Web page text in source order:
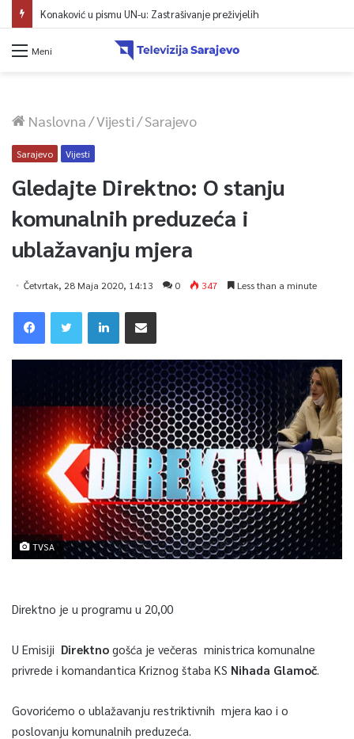
Konaković u pismu UN-u: Zastrašivanje preživjelih
Meni
Naslovna/Vijesti/Sarajevo
Sarajevo Vijesti
Gledajte Direktno: O stanju
komunalnih preduzeća i
ublažavanju mjera
Četvrtak, 28 Maja 2020, 14:13 0 347 Less than a minute
TVSA
Direktno je u programu u 20,00
U Emisiji Direktno gošća je večeras ministrica komunalne
privrede i komandantica Kriznog štaba KS Nihada Glamoč
Govorićemo o ublažavanju restriktivnih mjera kao i o
poslovanju komunalnih preduzeća.